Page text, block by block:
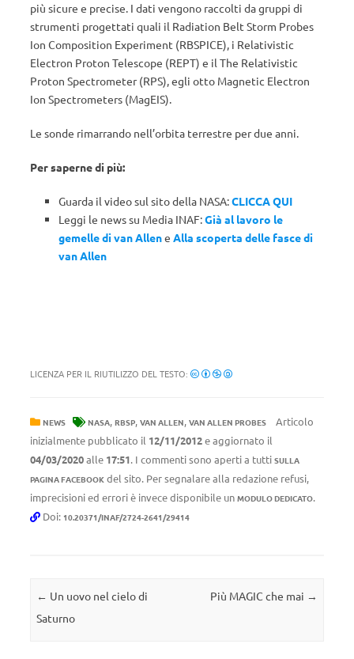
più sicure e precise. I dati vengono raccolti da gruppi di
strumenti progettati quali il Radiation Belt Storm Probes
Ion Composition Experiment (RBSPICE), i Relativistic
Electron Proton Telescope (REPT) e il The Relativistic
Proton Spectrometer (RPS), egli otto Magnetic Electron
Ion Spectrometers (MagEIS).
Le sonde rimarrando nell’orbita terrestre per due anni.
Per saperne di più:
Guarda il video sul sito della NASA:CLICCA QUI
Leggi le news su Media INAF:Già al lavoro le
gemelle di van Allene Alla scoperta delle fasce di
van Allen
LICENZA PER IL RIUTILIZZO DEL TESTO:
NEWS NASA, RBSP, VAN ALLEN, VAN ALLEN PROBES
Articolo
inizialmente pubblicato il 12/11/2012e aggiornato il
04/03/2020alle 17:51. I commenti sono aperti a tutti SULLA
PAGINA FACEBOOK del sito. Per segnalare alla redazione refusi,
imprecisioni ed errori è invece disponibile un MODULO DEDICATO.
Doi: 10.20371/INAF/2724-2641/29414
Navigazione articolo
← Un uovo nel cielo di
Saturno
Più MAGIC che mai →